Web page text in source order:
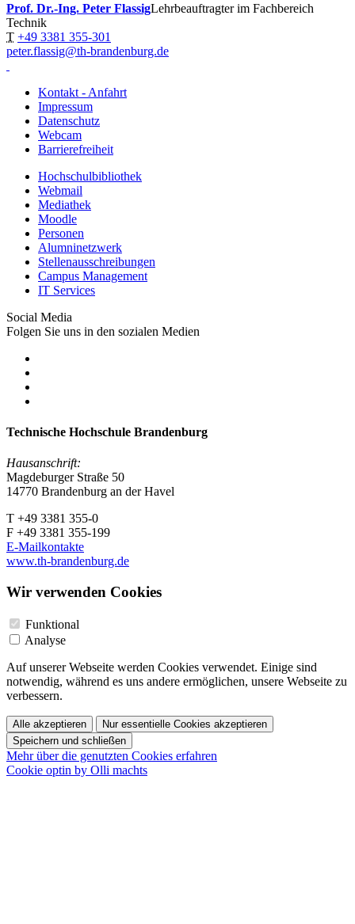
Prof. Dr.-Ing. Peter FlassigLehrbeauftragter im Fachbereich
Technik
T +49 3381 355-301
peter.flassig@th-brandenburg.de
Kontakt - Anfahrt
Impressum
Datenschutz
Webcam
Barrierefreiheit
Hochschulbibliothek
Webmail
Mediathek
Moodle
Personen
Alumninetzwerk
Stellenausschreibungen
Campus Management
IT Services
Social Media
Folgen Sie uns in den sozialen Medien
Technische Hochschule Brandenburg
Hausanschrift:
Magdeburger Straße 50
14770 Brandenburg an der Havel
T +49 3381 355-0
F +49 3381 355-199
E-Mailkontakte
www.th-brandenburg.de
Wir verwenden Cookies
Funktional
Analyse
Auf unserer Webseite werden Cookies verwendet. Einige sind
notwendig, während es uns andere ermöglichen, unsere Webseite zu
verbessern.
Alle akzeptieren
Nur essentielle Cookies akzeptieren
Speichern und schließen
Mehr über die genutzten Cookies erfahren
Cookie optin by Olli machts